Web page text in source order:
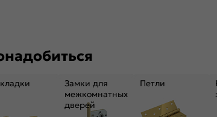
Замки для
межкомнатных
дверей
Петли